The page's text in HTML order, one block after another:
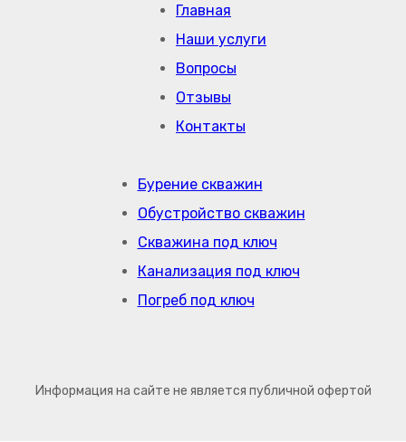
Главная
Наши услуги
Вопросы
Отзывы
Контакты
Бурение скважин
Обустройство скважин
Скважина под ключ
Канализация под ключ
Погреб под ключ
Информация на сайте не является публичной офертой